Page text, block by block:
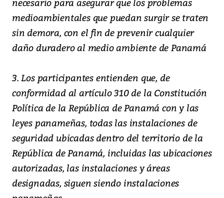
medioambientales que puedan surgir se traten
sin demora, con el fin de prevenir cualquier
daño duradero al medio ambiente de Panamá
3. Los participantes entienden que, de
conformidad al artículo 310 de la Constitución
Política de la República de Panamá con y las
leyes panameñas, todas las instalaciones de
seguridad ubicadas dentro del territorio de la
República de Panamá, incluidas las ubicaciones
autorizadas, las instalaciones y áreas
designadas, siguen siendo instalaciones